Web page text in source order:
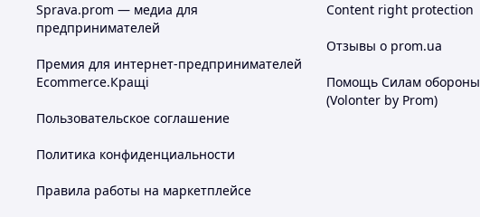
Sprava.prom — медиа для
предпринимателей
Премия для интернет-предпринимателей
Ecommerce.Кращі
Пользовательское соглашение
Политика конфиденциальности
Правила работы на маркетплейсе
Content right protection
Отзывы о prom.ua
Помощь Силам обороны
(Volonter by Prom)